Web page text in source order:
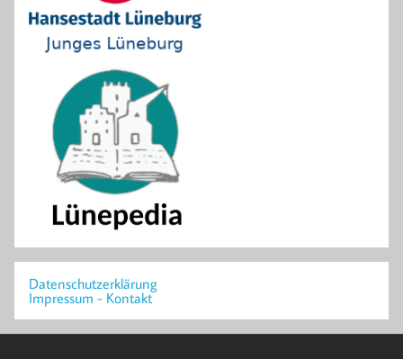
Datenschutzerklärung
Impressum - Kontakt